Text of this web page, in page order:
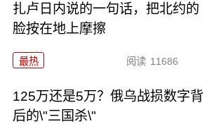
扎卢日内说的一句话，把北约的
脸按在地上摩擦
最热 阅读 11686
125万还是5万？俄乌战损数字背
后的\"三国杀\"